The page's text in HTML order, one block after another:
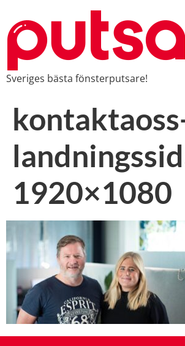
Sveriges bästa fönsterputsare!
1920×1080